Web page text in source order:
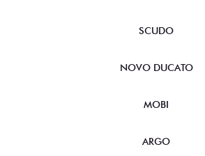
SCUDO
NOVO DUCATO
MOBI
ARGO